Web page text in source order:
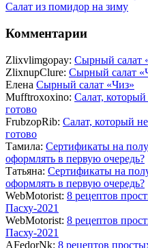
Салат из помидор на зиму
Комментарии
Zlixvlimgopay: Сырный салат
ZlixnupClure: Сырный салат
Елена Сырный салат «Чиз»
Mufftroxoxino: Салат, который
готово
FrubzopRib: Салат, который
готово
Тамила: Сертификаты на
оформлять в первую очередь?
Татьяна: Сертификаты на
оформлять в первую очередь?
WebMotorist: 8 рецептов
Пасху-2021
WebMotorist: 8 рецептов
Пасху-2021
AFedorNk: 8 рецептов